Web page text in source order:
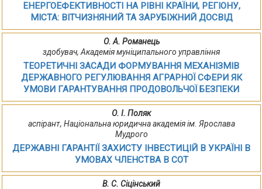
ЕНЕРГОЕФЕКТИВНОСТІ НА РІВНІ КРАЇНИ, РЕГІОНУ,
МІСТА: ВІТЧИЗНЯНИЙ ТА ЗАРУБІЖНИЙ ДОСВІД
О. А. Романець
здобувач, Академія муніципального управління
ТЕОРЕТИЧНІ ЗАСАДИ ФОРМУВАННЯ МЕХАНІЗМІВ
ДЕРЖАВНОГО РЕГУЛЮВАННЯ АГРАРНОЇ СФЕРИ ЯК
УМОВИ ГАРАНТУВАННЯ ПРОДОВОЛЬЧОЇ БЕЗПЕКИ
О. І. Поляк
аспірант, Національна юридична академія ім. Ярослава
Мудрого
ДЕРЖАВНІ ГАРАНТІЇ ЗАХИСТУ ІНВЕСТИЦІЙ В УКРАЇНІ В
УМОВАХ ЧЛЕНСТВА В СОТ
В. С. Сіцінський